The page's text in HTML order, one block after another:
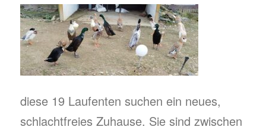
diese 19 Laufenten suchen ein neues,
schlachtfreies Zuhause. Sie sind zwischen